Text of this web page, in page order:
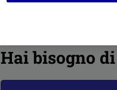
Hai bisogno